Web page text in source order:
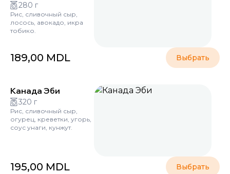
280 г
Рис, сливочный сыр,
лосось, авокадо, икра
тобико.
189,00 MDL Выбрать
Канада Эби
320 г
Рис, сливочный сыр,
огурец, креветки, угорь,
соус унаги, кунжут.
195,00 MDL Выбрать